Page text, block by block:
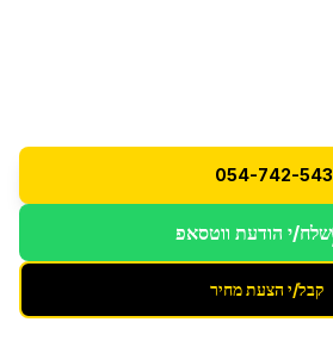
שלח/י הודעת ווטסאפ
קבל/י הצעת מחיר